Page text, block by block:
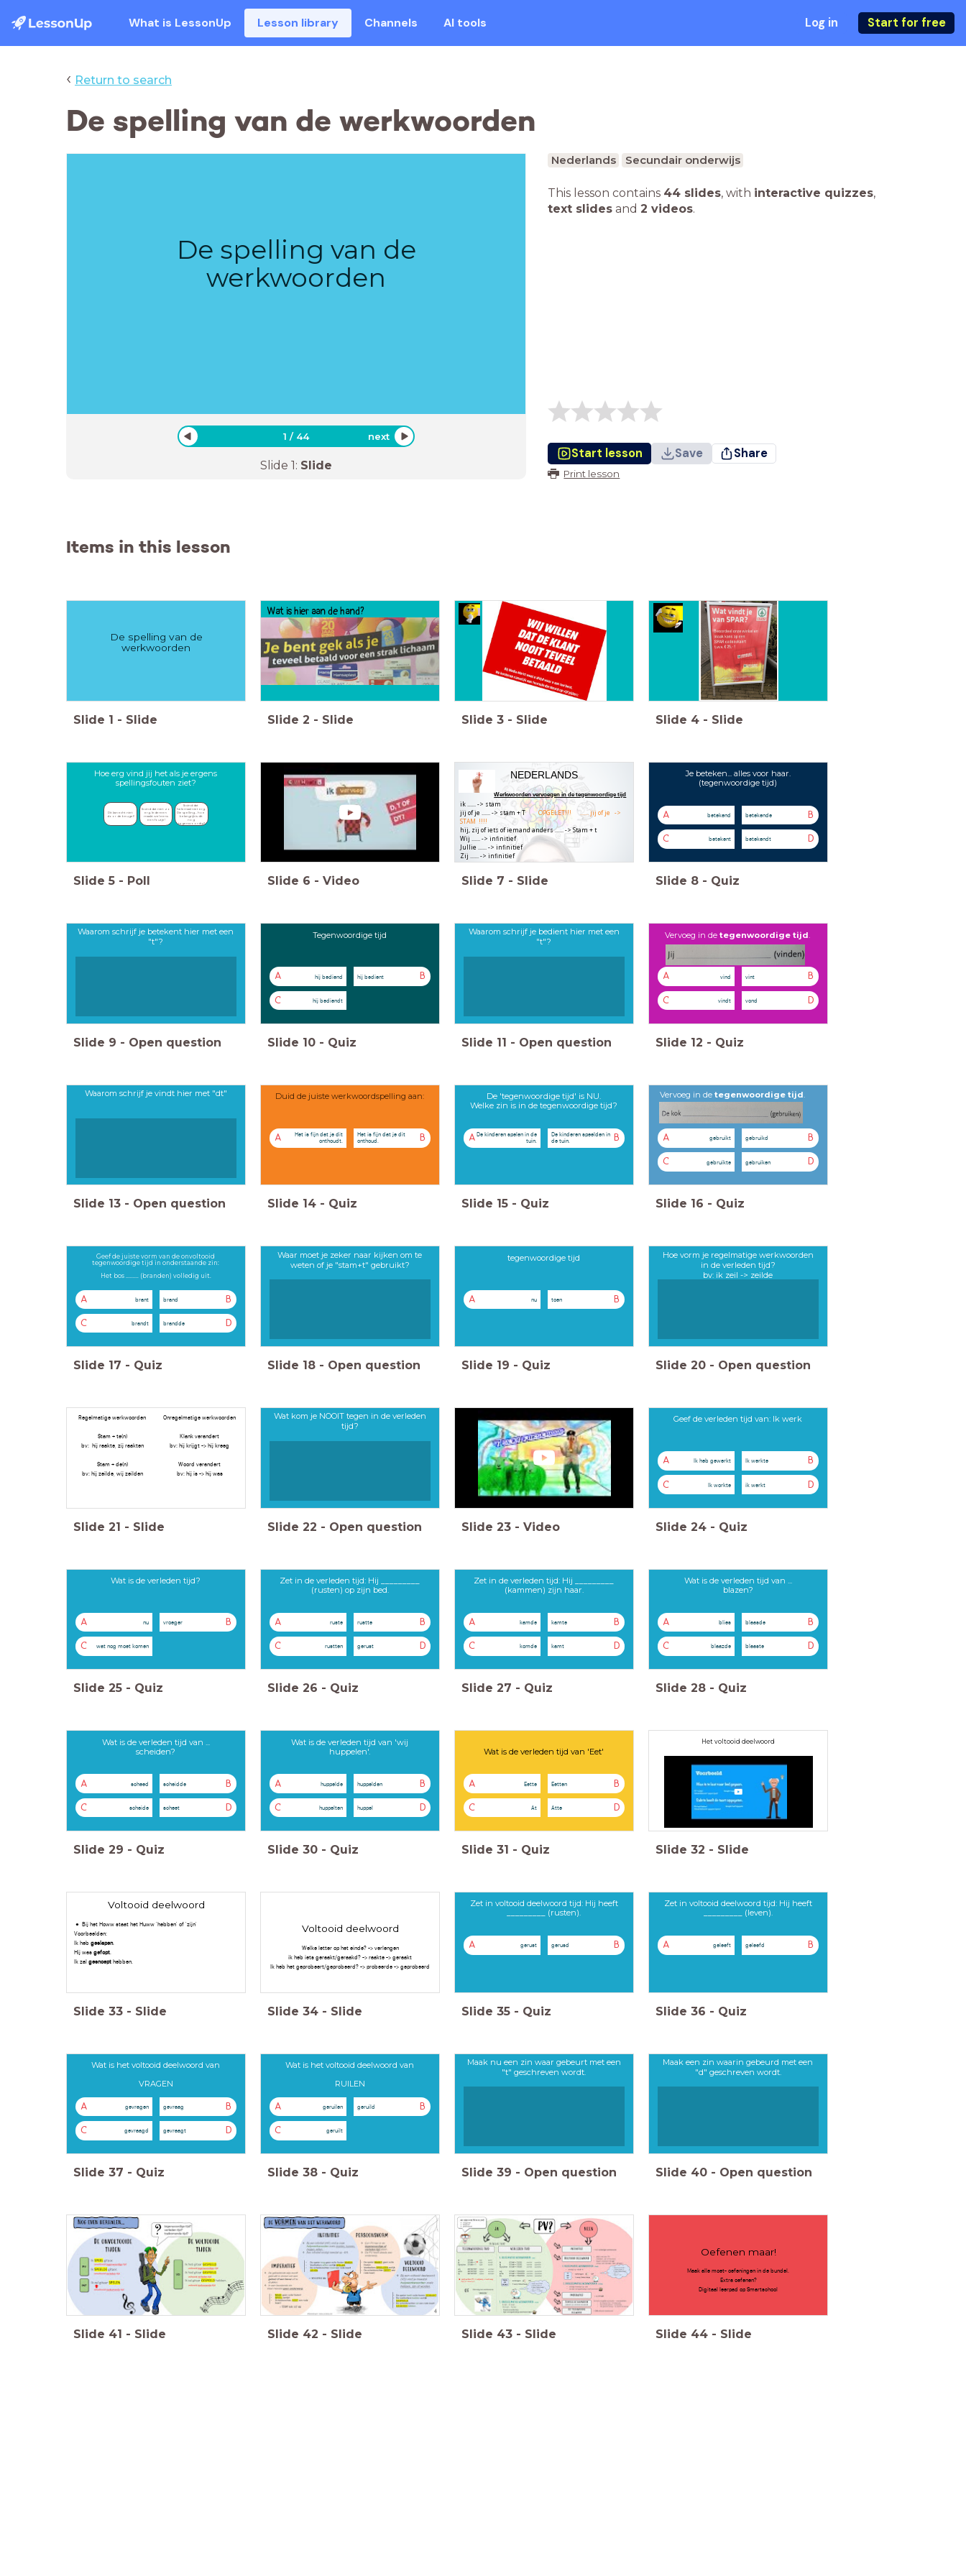
What is LessonUp Lesson library Channels AI tools Log in Start for free
‹ Return to search
De spelling van de werkwoorden
De spelling van de
werkwoorden
1 / 44 next
Slide 1: Slide
Nederlands Secundair onderwijs
This lesson contains 44 slides, with interactive quizzes,
text slides and 2 videos.
Start lesson Save Share
Print lesson
Items in this lesson
De spelling van de
werkwoorden
Slide 1 - Slide
Wat is hier aan de hand?
Slide 2 - Slide Slide 3 - Slide Slide 4 - Slide
Hoe erg vind jij het als je ergens
spellingsfouten ziet?
Dit kan echt niet
door de beugel!
Ik vind dat niet zo
erg. Iedereen
maakt wel eens
een foutje!
Ik vind dat
helemaal niet erg.
Die spelling... hoe
belangrijk is dit
nog
tegenwoordig?
Slide 5 - Poll Slide 6 - Video
NEDERLANDS
Werkwoorden vervoegen in de tegenwoordige tijd
ik ...... -> stam
jij of je ...... -> stam + TOPGELET!!! ...... jij of je ->
STAM !!!!
hij, zij of iets of iemand anders ...... -> Stam + t
Wij ...... -> infinitief
Jullie ...... -> infinitief
Zij ...... -> infinitief
Slide 7 - Slide
Je beteken... alles voor haar.
(tegenwoordige tijd)
A betekend B
betekende
C betekent D
betekendt
Slide 8 - Quiz
Waarom schrijf je betekent hier met een
"t"?
Slide 9 - Open question
Tegenwoordige tijd
A hij bediend B
hij bedient
C hij bediendt
Slide 10 - Quiz
Waarom schrijf je bedient hier met een
"t"?
Slide 11 - Open question
Vervoeg in de tegenwoordige tijd.
A vind B
vint
C vindt D
vond
Slide 12 - Quiz
Waarom schrijf je vindt hier met "dt"
Slide 13 - Open question
Duid de juiste werkwoordspelling aan:
A
Het is fijn dat je dit
onthoudt.
B
Het is fijn dat je dit
onthoud.
Slide 14 - Quiz
De 'tegenwoordige tijd' is NU.
Welke zin is in de tegenwoordige tijd?
A De kinderen spelen in de
tuin.
B
De kinderen speelden in
de tuin.
Slide 15 - Quiz
Vervoeg in de tegenwoordige tijd.
A gebruikt B
gebruikd
C gebruikte D
gebruiken
Slide 16 - Quiz
Geef de juiste vorm van de onvoltooid
tegenwoordige tijd in onderstaande zin:
Het bos ......... (branden) volledig uit.
A brant B
brand
C brandt D
brandde
Slide 17 - Quiz
Waar moet je zeker naar kijken om te
weten of je "stam+t" gebruikt?
Slide 18 - Open question
tegenwoordige tijd
A nu B
toen
Slide 19 - Quiz
Hoe vorm je regelmatige werkwoorden
in de verleden tijd?
bv: ik zeil -> zeilde
Slide 20 - Open question
Regelmatige werkwoorden
Stam + te(n)
bv: hij raakte, zij raakten
Stam + de(n)
bv: hij zeilde, wij zeilden
Onregelmatige werkwoorden
Klank verandert
bv: hij krijgt -> hij kreeg
Woord verandert
bv: hij is -> hij was
Slide 21 - Slide
Wat kom je NOOIT tegen in de verleden
tijd?
Slide 22 - Open question Slide 23 - Video
Geef de verleden tijd van: Ik werk
A Ik heb gewerkt B
Ik werkte
C Ik workte D
ik werkt
Slide 24 - Quiz
Wat is de verleden tijd?
A nu B
vroeger
C wat nog moet komen
Slide 25 - Quiz
Zet in de verleden tijd: Hij _________
(rusten) op zijn bed.
A ruste B
rustte
C rustten D
gerust
Slide 26 - Quiz
Zet in de verleden tijd: Hij _________
(kammen) zijn haar.
A kamde B
kamte
C komde D
kamt
Slide 27 - Quiz
Wat is de verleden tijd van ...
blazen?
A blies B
blaasde
C blaazde D
blaaste
Slide 28 - Quiz
Wat is de verleden tijd van ...
scheiden?
A scheed B
scheidde
C scheide D
scheet
Slide 29 - Quiz
Wat is de verleden tijd van 'wij
huppelen'.
A huppelde B
huppelden
C huppelten D
huppel
Slide 30 - Quiz
Wat is de verleden tijd van 'Eet'
A Eette B
Eetten
C At D
Atte
Slide 31 - Quiz
Het voltooid deelwoord
Slide 32 - Slide
Voltooid deelwoord
Bij het Howw staat het Huww 'hebben' of 'zijn'
Voorbeelden:
Ik heb geslapen.
Hij was gefopt.
Ik zal gesnoept hebben.
Slide 33 - Slide
Voltooid deelwoord
Welke letter op het einde? -> verlengen
ik heb iets geraakt/geraakd? -> raakte -> geraakt
Ik heb het geprobeert/geprobeerd? -> probeerde -> geprobeerd
Slide 34 - Slide
Zet in voltooid deelwoord tijd: Hij heeft
_________ (rusten).
A gerust B
gerusd
Slide 35 - Quiz
Zet in voltooid deelwoord tijd: Hij heeft
_________ (leven).
A geleeft B
geleefd
Slide 36 - Quiz
Wat is het voltooid deelwoord van
VRAGEN
A gevragen B
gevraag
C gevraagd D
gevraagt
Slide 37 - Quiz
Wat is het voltooid deelwoord van
RUILEN
A geruilen B
geruild
C geruilt
Slide 38 - Quiz
Maak nu een zin waar gebeurt met een
"t" geschreven wordt.
Slide 39 - Open question
Maak een zin waarin gebeurd met een
"d" geschreven wordt.
Slide 40 - Open question
Slide 41 - Slide Slide 42 - Slide Slide 43 - Slide
Oefenen maar!
Maak alle moet- oefeningen in de bundel.
Extra oefenen?
Digitaal leerpad op Smartschool
Slide 44 - Slide